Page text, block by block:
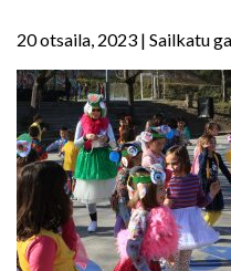
20 otsaila, 2023 | Sailkatu